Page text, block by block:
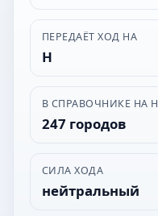
ПЕРЕДАЁТ ХОД НА
Н
В СПРАВОЧНИКЕ НА Н
247 городов
СИЛА ХОДА
нейтральный